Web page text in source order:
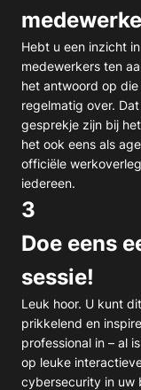
Hebt u een inzicht
medewerkers ten
het antwoord op
regelmatig over.
gesprekje zijn bij
het ook eens als
officiële
iedereen.
3
Doe eens
sessie!
Leuk hoor. U kunt
prikkelend en
professional in – al
op leuke
cybersecurity in uw